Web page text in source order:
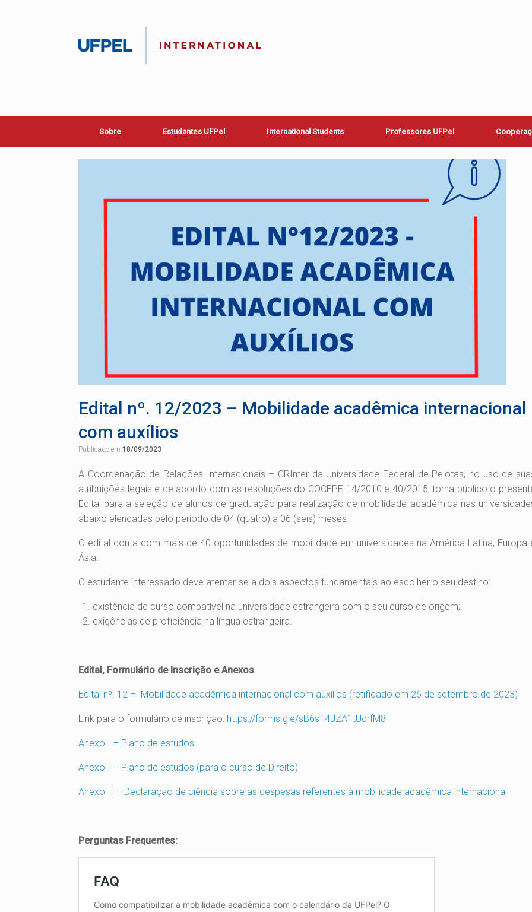
Sobre Estudantes UFPel International Students Professores UFPel
Edital nº. 12/2023 – Mobilidade acadêmica internacional
com auxílios
Publicado em 18/09/2023
A Coordenação de Relações Internacionais – CRInter da Universidade Federal de Pelotas, no uso de
atribuições legais e de acordo com as resoluções do COCEPE 14/2010 e 40/2015, torna público o
Edital para a seleção de alunos de graduação para realização de mobilidade acadêmica nas
abaixo elencadas pelo período de 04 (quatro) a 06 (seis) meses.
O edital conta com mais de 40 oportunidades de mobilidade em universidades na América Latina, Europa
Ásia.
O estudante interessado deve atentar-se a dois aspectos fundamentais ao escolher o seu destino:
existência de curso compatível na universidade estrangeira com o seu curso de origem;
exigências de proficiência na língua estrangeira.
Edital, Formulário de Inscrição e Anexos
Edital nº. 12 – Mobilidade acadêmica internacional com auxílios (retificado em 26 de setembro de 2023)
Link para o formulário de inscrição: https://forms.gle/sB6sT4JZA1tUcrfM8
Anexo I – Plano de estudos
Anexo I – Plano de estudos (para o curso de Direito)
Anexo II – Declaração de ciência sobre as despesas referentes à mobilidade acadêmica internacional
Perguntas Frequentes: